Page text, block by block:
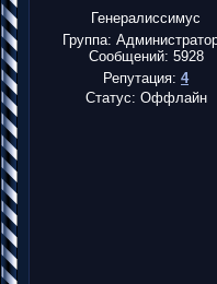
Генералиссимус
Группа:
Сообщений: 5928
Репутация: 4
Статус: Оффлайн